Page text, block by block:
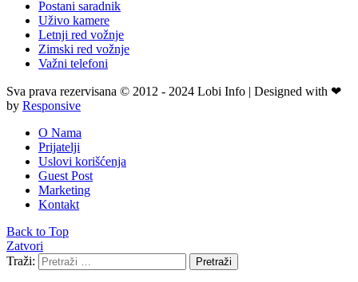
Postani saradnik
Uživo kamere
Letnji red vožnje
Zimski red vožnje
Važni telefoni
Sva prava rezervisana © 2012 - 2024 Lobi Info | Designed with ❤
by Responsive
O Nama
Prijatelji
Uslovi korišćenja
Guest Post
Marketing
Kontakt
Back to Top
Zatvori
Traži:
Pretraži